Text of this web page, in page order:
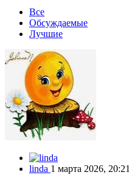
Все
Обсуждаемые
Лучшие
linda 1 марта 2026, 20:21